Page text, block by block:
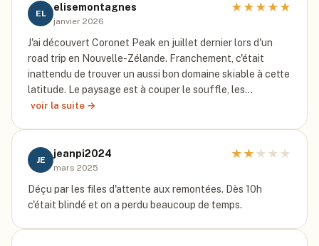
EL
elisemontagnes
janvier 2026
★ ★ ★ ★ ★
J'ai découvert Coronet Peak en juillet dernier lors d'un
road trip en Nouvelle-Zélande. Franchement, c'était
inattendu de trouver un aussi bon domaine skiable à cette
latitude. Le paysage est à couper le souffle, les…
voir la suite →
JE
jeanpi2024
mars 2025
★ ★ ★ ★ ★
Déçu par les files d'attente aux remontées. Dès 10h
c'était blindé et on a perdu beaucoup de temps.